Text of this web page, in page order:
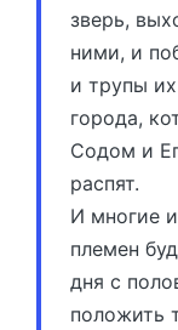
зверь,
ними, и
и трупы
города,
Содом и
распят.
И многие
племен
дня с
положить